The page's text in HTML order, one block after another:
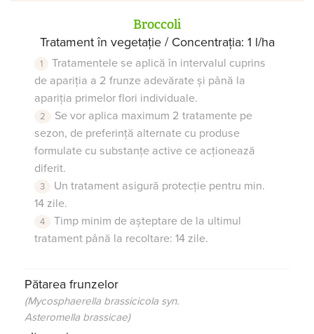
Broccoli
Tratament în vegetație / Concentrația: 1 l/ha
Tratamentele se aplică în intervalul cuprins
de apariția a 2 frunze adevărate și până la
apariția primelor flori individuale.
Se vor aplica maximum 2 tratamente pe
sezon, de preferință alternate cu produse
formulate cu substanțe active ce acționează
diferit.
Un tratament asigură protecție pentru min.
14 zile.
Timp minim de așteptare de la ultimul
tratament până la recoltare: 14 zile.
Pătarea frunzelor
(Mycosphaerella brassicicola syn.
Asteromella brassicae)